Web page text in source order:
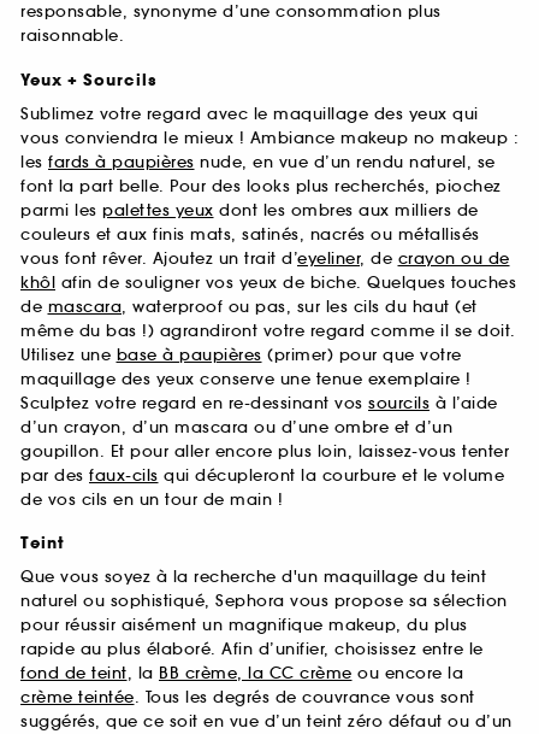
responsable, synonyme d’une consommation plus
raisonnable.
Yeux + Sourcils
Sublimez votre regard avec le maquillage des yeux qui
vous conviendra le mieux ! Ambiance makeup no makeup :
les fards à paupières nude, en vue d’un rendu naturel, se
font la part belle. Pour des looks plus recherchés, piochez
parmi les palettes yeux dont les ombres aux milliers de
couleurs et aux finis mats, satinés, nacrés ou métallisés
vous font rêver. Ajoutez un trait d’eyeliner, de crayon ou de
khôl afin de souligner vos yeux de biche. Quelques touches
de mascara, waterproof ou pas, sur les cils du haut (et
même du bas !) agrandiront votre regard comme il se doit.
Utilisez une base à paupières (primer) pour que votre
maquillage des yeux conserve une tenue exemplaire !
Sculptez votre regard en re-dessinant vos sourcils à l’aide
d’un crayon, d’un mascara ou d’une ombre et d’un
goupillon. Et pour aller encore plus loin, laissez-vous tenter
par des faux-cils qui décupleront la courbure et le volume
de vos cils en un tour de main !
Teint
Que vous soyez à la recherche d'un maquillage du teint
naturel ou sophistiqué, Sephora vous propose sa sélection
pour réussir aisément un magnifique makeup, du plus
rapide au plus élaboré. Afin d’unifier, choisissez entre le
fond de teint, la BB crème, la CC crème ou encore la
crème teintée. Tous les degrés de couvrance vous sont
suggérés, que ce soit en vue d’un teint zéro défaut ou d’un